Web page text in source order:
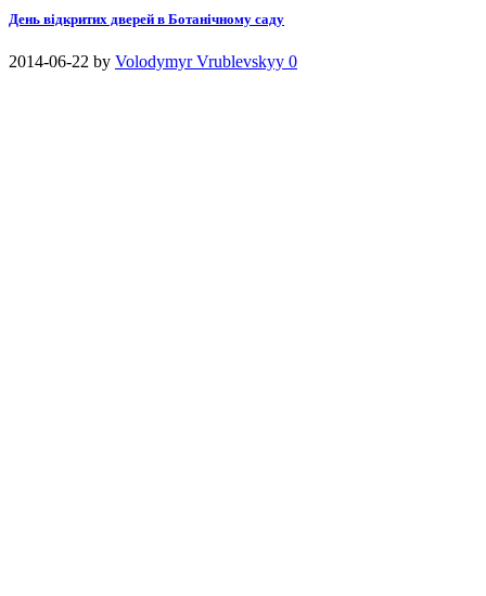
День відкритих дверей в Ботанічному саду
2014-06-22 by Volodymyr Vrublevskyy 0